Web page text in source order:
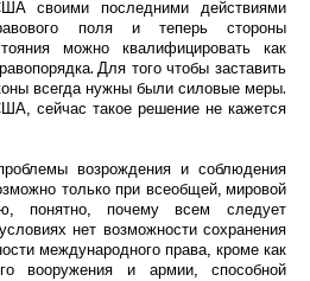
своими последними действиями
поля и теперь стороны
можно квалифицировать как
Для того чтобы заставить
всегда нужны были силовые меры.
сейчас такое решение не кажется
возрождения и соблюдения
только при всеобщей, мировой
понятно, почему всем следует
нет возможности сохранения
международного права, кроме как
вооружения и армии, способной